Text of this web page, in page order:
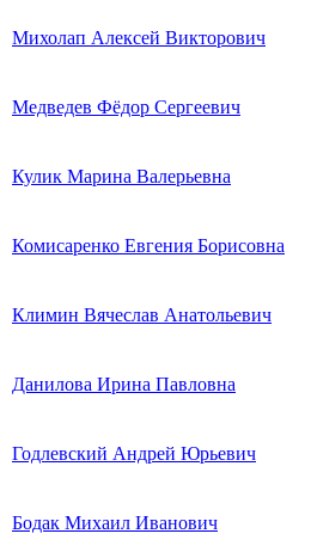
Михолап Алексей Викторович
Медведев Фёдор Сергеевич
Кулик Марина Валерьевна
Комисаренко Евгения Борисовна
Климин Вячеслав Анатольевич
Данилова Ирина Павловна
Годлевский Андрей Юрьевич
Бодак Михаил Иванович